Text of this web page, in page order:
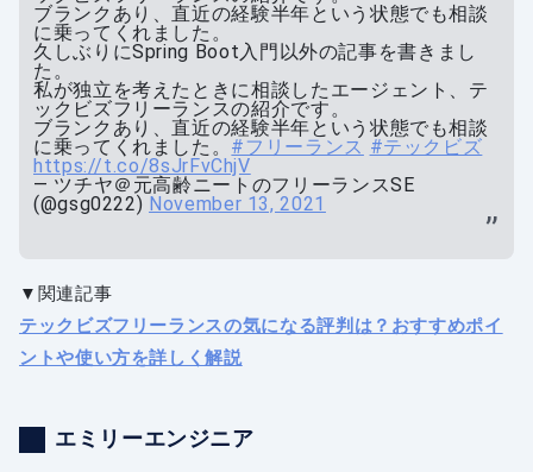
ブランクあり、直近の経験半年という状態でも相談
に乗ってくれました。
久しぶりにSpring Boot入門以外の記事を書きまし
た。
私が独立を考えたときに相談したエージェント、テ
ックビズフリーランスの紹介です。
ブランクあり、直近の経験半年という状態でも相談
に乗ってくれました。 #フリーランス #テックビズ
https://t.co/8sJrFvChjV
— ツチヤ＠元高齢ニートのフリーランスSE
(@gsg0222) November 13, 2021
▼関連記事
テックビズフリーランスの気になる評判は？おすすめポイ
ントや使い方を詳しく解説
エミリーエンジニア